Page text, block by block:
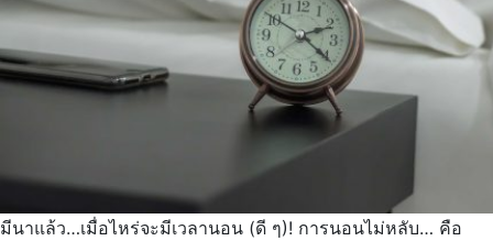
มีนาแล้ว…เมื่อไหร่จะมีเวลานอน (ดี ๆ)! การนอนไม่หลับ… คือ